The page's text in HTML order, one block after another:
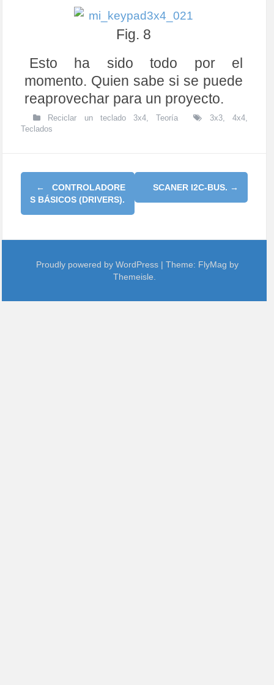
Fig. 8
Esto ha sido todo por el
momento. Quien sabe si se puede
reaprovechar para un proyecto.
Reciclar un teclado 3x4,Teoría 3x3,4x4,
Teclados
O
T
V
←
CONTROLADORE
S BÁSICOS (DRIVERS).
SCANER I2C-BUS. →
Proudly powered by WordPress | Theme: FlyMag by
Themeisle.